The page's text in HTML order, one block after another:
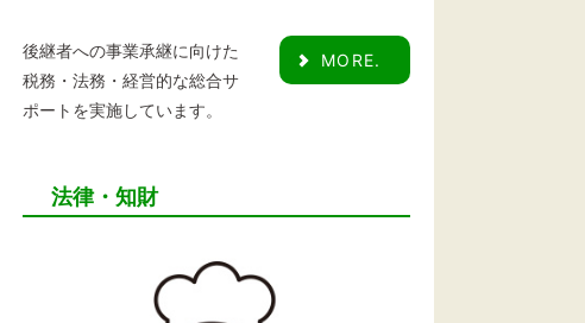
後継者への事業承継に向けた
税務・法務・経営的な総合サ
ポートを実施しています。
MORE.
法律・知財